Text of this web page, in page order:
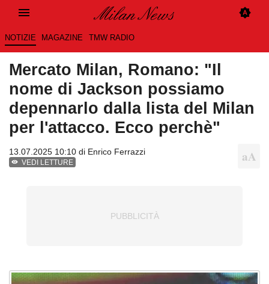
NOTIZIE MAGAZINE TMW RADIO
Mercato Milan, Romano: "Il
nome di Jackson possiamo
depennarlo dalla lista del Milan
per l'attacco. Ecco perchè"
13.07.2025 10:10 di Enrico Ferrazzi
VEDI LETTURE